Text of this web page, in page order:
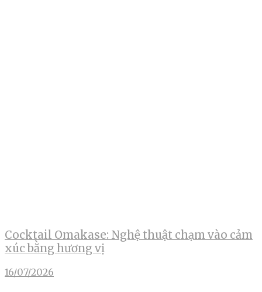
Cocktail Omakase: Nghệ thuật chạm vào cảm
xúc bằng hương vị
16/07/2026